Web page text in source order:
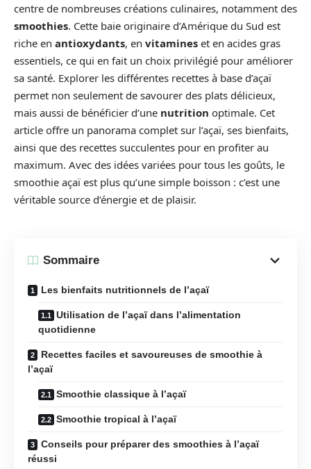
centre de nombreuses créations culinaires, notamment des
smoothies. Cette baie originaire d’Amérique du Sud est
riche en antioxydants, en vitamines et en acides gras
essentiels, ce qui en fait un choix privilégié pour améliorer
sa santé. Explorer les différentes recettes à base d’açaï
permet non seulement de savourer des plats délicieux,
mais aussi de bénéficier d’une nutrition optimale. Cet
article offre un panorama complet sur l’açaï, ses bienfaits,
ainsi que des recettes succulentes pour en profiter au
maximum. Avec des idées variées pour tous les goûts, le
smoothie açaï est plus qu’une simple boisson : c’est une
véritable source d’énergie et de plaisir.
Sommaire
Les bienfaits nutritionnels de l’açaï
Utilisation de l’açaï dans l’alimentation
quotidienne
Recettes faciles et savoureuses de smoothie à
l’açaï
Smoothie classique à l’açaï
Smoothie tropical à l’açaï
Conseils pour préparer des smoothies à l’açaï
réussi